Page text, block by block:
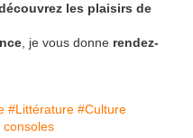
les plaisirs de
, je vous donne rendez-
#Littérature #Culture